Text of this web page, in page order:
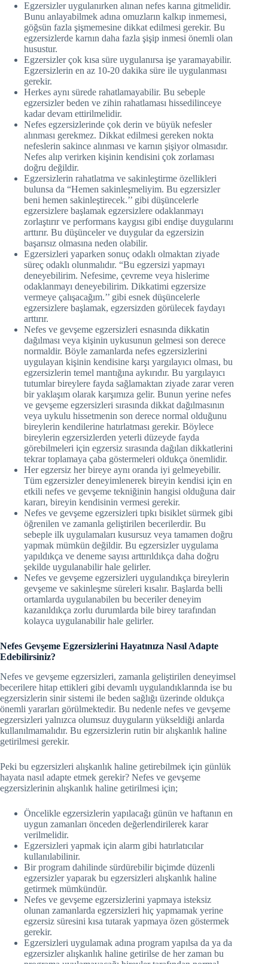
Egzersizler uygulanırken alınan nefes karına gitmelidir.
Bunu anlayabilmek adına omuzların kalkıp inmemesi,
göğsün fazla şişmemesine dikkat edilmesi gerekir. Bu
egzersizlerde karnın daha fazla şişip inmesi önemli olan
husustur.
Egzersizler çok kısa süre uygulanırsa işe yaramayabilir.
Egzersizlerin en az 10-20 dakika süre ile uygulanması
gerekir.
Herkes aynı sürede rahatlamayabilir. Bu sebeple
egzersizler beden ve zihin rahatlaması hissedilinceye
kadar devam ettirilmelidir.
Nefes egzersizlerinde çok derin ve büyük nefesler
alınması gerekmez. Dikkat edilmesi gereken nokta
nefeslerin sakince alınması ve karnın şişiyor olmasıdır.
Nefes alıp verirken kişinin kendisini çok zorlaması
doğru değildir.
Egzersizlerin rahatlatma ve sakinleştirme özellikleri
bulunsa da “Hemen sakinleşmeliyim. Bu egzersizler
beni hemen sakinleştirecek.’’ gibi düşüncelerle
egzersizlere başlamak egzersizlere odaklanmayı
zorlaştırır ve performans kaygısı gibi endişe duygularını
arttırır. Bu düşünceler ve duygular da egzersizin
başarısız olmasına neden olabilir.
Egzersizleri yaparken sonuç odaklı olmaktan ziyade
süreç odaklı olunmalıdır. “Bu egzersizi yapmayı
deneyebilirim. Nefesime, çevreme veya hislerime
odaklanmayı deneyebilirim. Dikkatimi egzersize
vermeye çalışacağım.’’ gibi esnek düşüncelerle
egzersizlere başlamak, egzersizden görülecek faydayı
arttırır.
Nefes ve gevşeme egzersizleri esnasında dikkatin
dağılması veya kişinin uykusunun gelmesi son derece
normaldir. Böyle zamanlarda nefes egzersizlerini
uygulayan kişinin kendisine karşı yargılayıcı olması, bu
egzersizlerin temel mantığına aykırıdır. Bu yargılayıcı
tutumlar bireylere fayda sağlamaktan ziyade zarar veren
bir yaklaşım olarak karşımıza gelir. Bunun yerine nefes
ve gevşeme egzersizleri sırasında dikkat dağılmasının
veya uykulu hissetmenin son derece normal olduğunu
bireylerin kendilerine hatırlatması gerekir. Böylece
bireylerin egzersizlerden yeterli düzeyde fayda
görebilmeleri için egzersiz sırasında dağılan dikkatlerini
tekrar toplamaya çaba göstermeleri oldukça önemlidir.
Her egzersiz her bireye aynı oranda iyi gelmeyebilir.
Tüm egzersizler deneyimlenerek bireyin kendisi için en
etkili nefes ve gevşeme tekniğinin hangisi olduğuna dair
kararı, bireyin kendisinin vermesi gerekir.
Nefes ve gevşeme egzersizleri tıpkı bisiklet sürmek gibi
öğrenilen ve zamanla geliştirilen becerilerdir. Bu
sebeple ilk uygulamaları kusursuz veya tamamen doğru
yapmak mümkün değildir. Bu egzersizler uygulama
yapıldıkça ve deneme sayısı arttırıldıkça daha doğru
şekilde uygulanabilir hale gelirler.
Nefes ve gevşeme egzersizleri uygulandıkça bireylerin
gevşeme ve sakinleşme süreleri kısalır. Başlarda belli
ortamlarda uygulanabilen bu beceriler deneyim
kazanıldıkça zorlu durumlarda bile birey tarafından
kolayca uygulanabilir hale gelirler.
Nefes Gevşeme Egzersizlerini Hayatınıza Nasıl Adapte
Edebilirsiniz?
Nefes ve gevşeme egzersizleri, zamanla geliştirilen deneyimsel
becerilere hitap ettikleri gibi devamlı uygulandıklarında ise bu
egzersizlerin sinir sistemi ile beden sağlığı üzerinde oldukça
önemli yararları görülmektedir. Bu nedenle nefes ve gevşeme
egzersizleri yalnızca olumsuz duyguların yükseldiği anlarda
kullanılmamalıdır. Bu egzersizlerin rutin bir alışkanlık haline
getirilmesi gerekir.
Peki bu egzersizleri alışkanlık haline getirebilmek için günlük
hayata nasıl adapte etmek gerekir? Nefes ve gevşeme
egzersizlerinin alışkanlık haline getirilmesi için;
Öncelikle egzersizlerin yapılacağı günün ve haftanın en
uygun zamanları önceden değerlendirilerek karar
verilmelidir.
Egzersizleri yapmak için alarm gibi hatırlatıcılar
kullanılabilinir.
Bir program dahilinde sürdürebilir biçimde düzenli
egzersizler yaparak bu egzersizleri alışkanlık haline
getirmek mümkündür.
Nefes ve gevşeme egzersizlerini yapmaya isteksiz
olunan zamanlarda egzersizleri hiç yapmamak yerine
egzersiz süresini kısa tutarak yapmaya özen göstermek
gerekir.
Egzersizleri uygulamak adına program yapılsa da ya da
egzersizler alışkanlık haline getirilse de her zaman bu